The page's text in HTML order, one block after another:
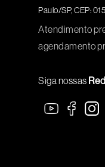
Paulo/SP, CEP:
Atendimento
agendamento
Siga nossas